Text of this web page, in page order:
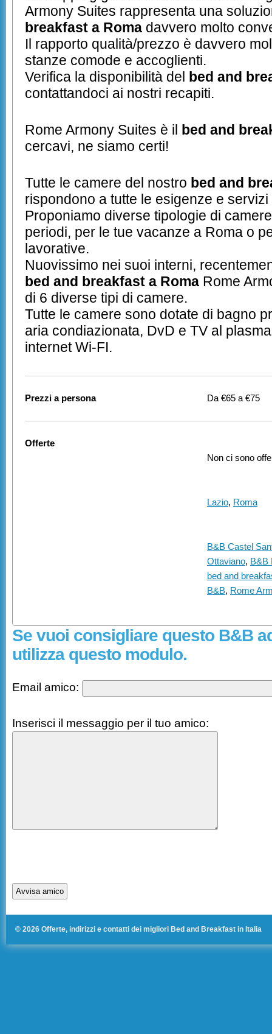
Armony Suites rappresenta una
breakfast a Roma davvero molto
Il rapporto qualità/prezzo è davvero
stanze comode e accoglienti.
Verifica la disponibilità del
bed and
contattandoci ai nostri recapiti.
Rome Armony Suites è il
bed and
cercavi, ne siamo certi!
Tutte le camere del nostro bed and
rispondono a tutte le esigenze e servizi
Proponiamo diverse tipologie di
periodi, per le tue vacanze a Roma o
lavorative.
Nuovissimo nei suoi interni,
bed and breakfast a Roma Rome
di 6 diverse tipi di camere.
Tutte le camere sono dotate di bagno
aria condiazionata, DvD e TV al
internet Wi-FI.
Prezzi a persona Da €65 a €75
Offerte
Non ci sono
Lazio, Roma
B&B Castel
Ottaviano, B&B
bed and
B&B, Rome
Se vuoi consigliare questo B&B
utilizza questo modulo.
Email amico:
Inserisci il messaggio per il tuo amico:
© 2026 Offerte, indirizzi e contatti dei migliori Bed and Breakfast in Italia